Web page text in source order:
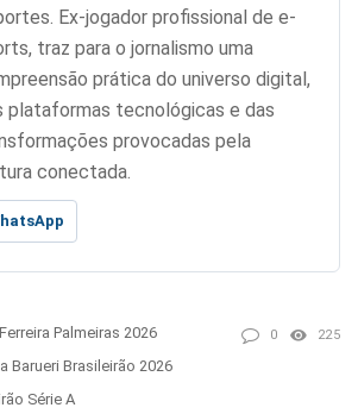
Ex-jogador profissional de e-
traz para o jornalismo uma
prática do universo digital,
plataformas tecnológicas e das
provocadas pela
conectada.
Palmeiras 2026
Barueri Brasileirão 2026
Série A
0 225